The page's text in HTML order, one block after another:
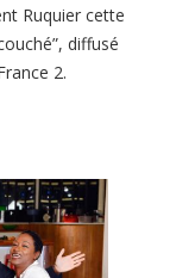
Ruquier cette
diffusé
2.